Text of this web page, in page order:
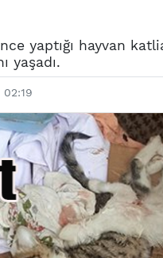
yaptığı hayvan
yaşadı.